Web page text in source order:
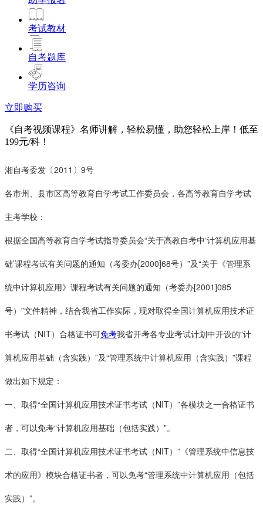
考试教材
自考题库
学历咨询
立即购买
《自考视频课程》名师讲解，轻松易懂，助您轻松上岸！低至
199元/科！
湘自考委发〔2011〕9号
各市州、县市区高等教育自学考试工作委员会，各高等教育自学考试
主考学校：
根据全国高等教育自学考试指导委员会“关于高教自考中‘计算机应用基
础’课程考试有关问题的通知（考委办[2000]68号）”及“关于《管理系
统中计算机应用》课程考试有关问题的通知（考委办[2001]085
号）”文件精神，结合我省工作实际，现对取得全国计算机应用技术证
书考试（NIT）合格证书可免考我省开考各专业考试计划中开设的“计
算机应用基础（含实践）”及“管理系统中计算机应用（含实践）”课程
做出如下规定：
一、取得“全国计算机应用技术证书考试（NIT）”各模块之一合格证书
者，可以免考“计算机应用基础（包括实践）”。
二、取得“全国计算机应用技术证书考试（NIT）”《管理系统中信息技
术的应用》模块合格证书者，可以免考“管理系统中计算机应用（包括
实践）”。